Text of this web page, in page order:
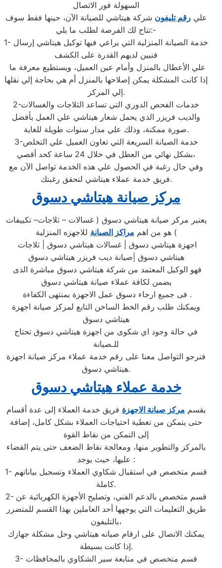
السهولة فور الاتصال
عليرقم تليفون شركة هيتاشي للصيانة الآن، حينها فقط سوف
تتاح لك الفرصة لطلب ما يلي:-
1- خدمة الصيانة المنزلية التي يراعي فيها توكيل هيتاشي إرسال
فنيين لديهم القدرة على الكشف
إذا كانت المشكلة يمكن إصلاحها بالمنزل أم هي بحاجة إلي نقلها
إلي المركز.
2-خدمات الفحص الدوري التي تساعد الثلاجات والغسالات
والديب فريزر الذي يحمل شعار هيتاشي علي العمل بأفضل
صورة ممكنة، وذلك علي مدار سنوات طويلة للغاية.
3-خدمة الصيانة السريعة التي تعاون العميل علي التخلص
بشكل نهائي من العطل في خلال 24 ساعة كحد أقصي،
وفي حال رغبة في الحصول علي هذه الخدمة تواصل الآن مع
فريق خدمة عملاء هيتاشي لتحقق رغبتك.
مركز صيانة هيتاشي دسوق
يعتبر مركز صيانة هيتاشي دسوق ( غسالات – ثلاجات– تكييفات
) هو من اهم مراكز الصيانة للاجهزه المنزلية
هيتاشي دسوق |صيانة ديب فريزر هيتاشي دسوق
يضمن لكافة عملاء صيانة هيتاشي دسوق
فى جميع ارجاء دسوق عمل الاجهزة بمنتهى الكفاءة .
ويمكنك طلب رقم الخط الساخن التابع لمركز صيانة اجهزة
هيتاشي دسوق
في حالة وجود اي شكوى من اجهزة هيتاشي دسوق تحتاج
للـصيانة
فنرجو التواصل معنا على رقم خدمة عملاء مركز صيانة اجهزة
هيتاشي دسوق.
خدمة عملاء هيتاشي دسوق
يقسم مركز صيانة الاجهزة فريق خدمة العملاء إلى عدة أقسام
حتى يتمكن من تغطية احتياجات العملاء بشكل كامل، إضافة
إلى التمكن من نقاط القوة
بالمركز والتطوير منها، ومعالجة نقاط الضعف حتى يتم القضاء
عليها، حيث يوجد :
1- قسم متخصص في استقبال شكاوي العملاء وتسجيل بياناتهم
كاملة.
2- قسم متخصص بالدعم الفني، وتصليح الأجهزة الكهربائية عن
طريق التعليمات التي يوجهها أحد العاملين بهذا القسم للمتضرر
بالتليفون،
يمكنك الاتصال على ارقام صيانه هيتاشي وحل مشكلة جهازك
إذا كانت بسيطة.
3- قسم متخصص في متابعة سير الشكاوي بالمحافظات